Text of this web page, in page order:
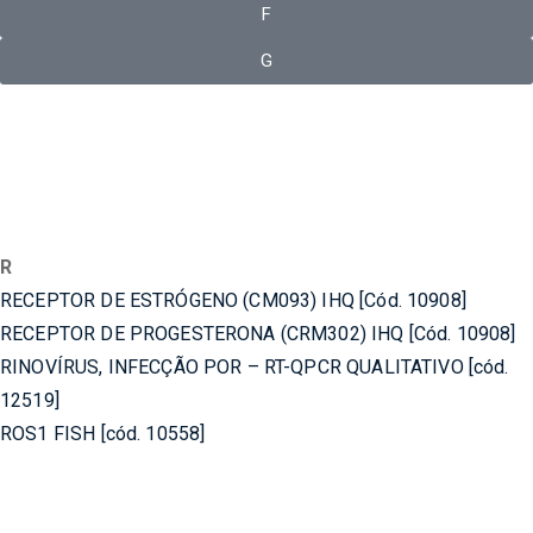
F
G
R
RECEPTOR DE ESTRÓGENO (CM093) IHQ [Cód. 10908]
RECEPTOR DE PROGESTERONA (CRM302) IHQ [Cód. 10908]
RINOVÍRUS, INFECÇÃO POR – RT-QPCR QUALITATIVO [cód.
12519]
ROS1 FISH [cód. 10558]